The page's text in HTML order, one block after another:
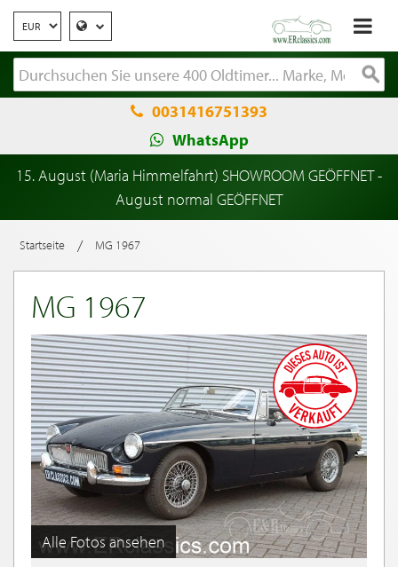
0031416751393
WhatsApp
15. August (Maria Himmelfahrt) SHOWROOM GEÖFFNET -
August normal GEÖFFNET
Startseite / MG 1967
MG 1967
Alle Fotos ansehen